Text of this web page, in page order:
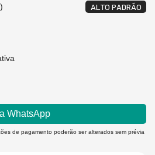
ALTO PADRÃO
WhatsApp
de pagamento poderão ser alterados sem prévia